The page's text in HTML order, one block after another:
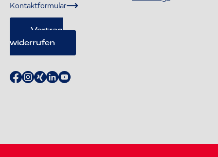
Kontaktformular
Vertrag
widerrufen